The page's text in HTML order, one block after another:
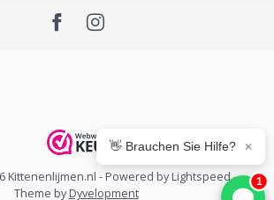
Kittenenlijmen.nl - Powered byLightspeed-
Theme by Dyvelopment
👋 Brauchen Sie Hilfe? ×
1